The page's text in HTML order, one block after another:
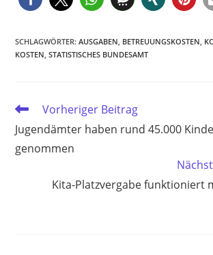
SCHLAGWÖRTER:AUSGABEN BETREUUNGSKOSTEN
KOSTEN STATISTISCHES BUNDESAMT
Weitere
ansehen
Vorheriger Beitrag
Jugendämter haben rund 45.000
genommen
Kita-Platzvergabe funktioniert